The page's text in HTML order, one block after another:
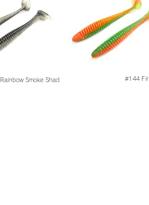
Rainbow Smoke Shad #144